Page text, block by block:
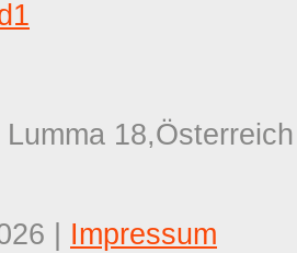
18,Österreich
Impressum